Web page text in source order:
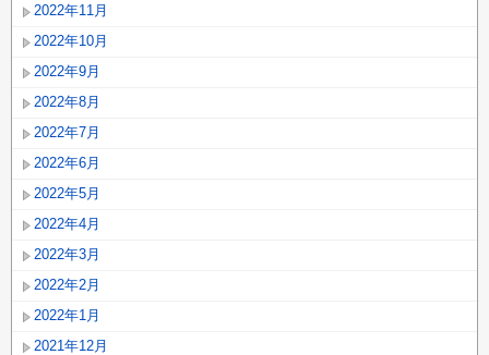
2022年11月
2022年10月
2022年9月
2022年8月
2022年7月
2022年6月
2022年5月
2022年4月
2022年3月
2022年2月
2022年1月
2021年12月